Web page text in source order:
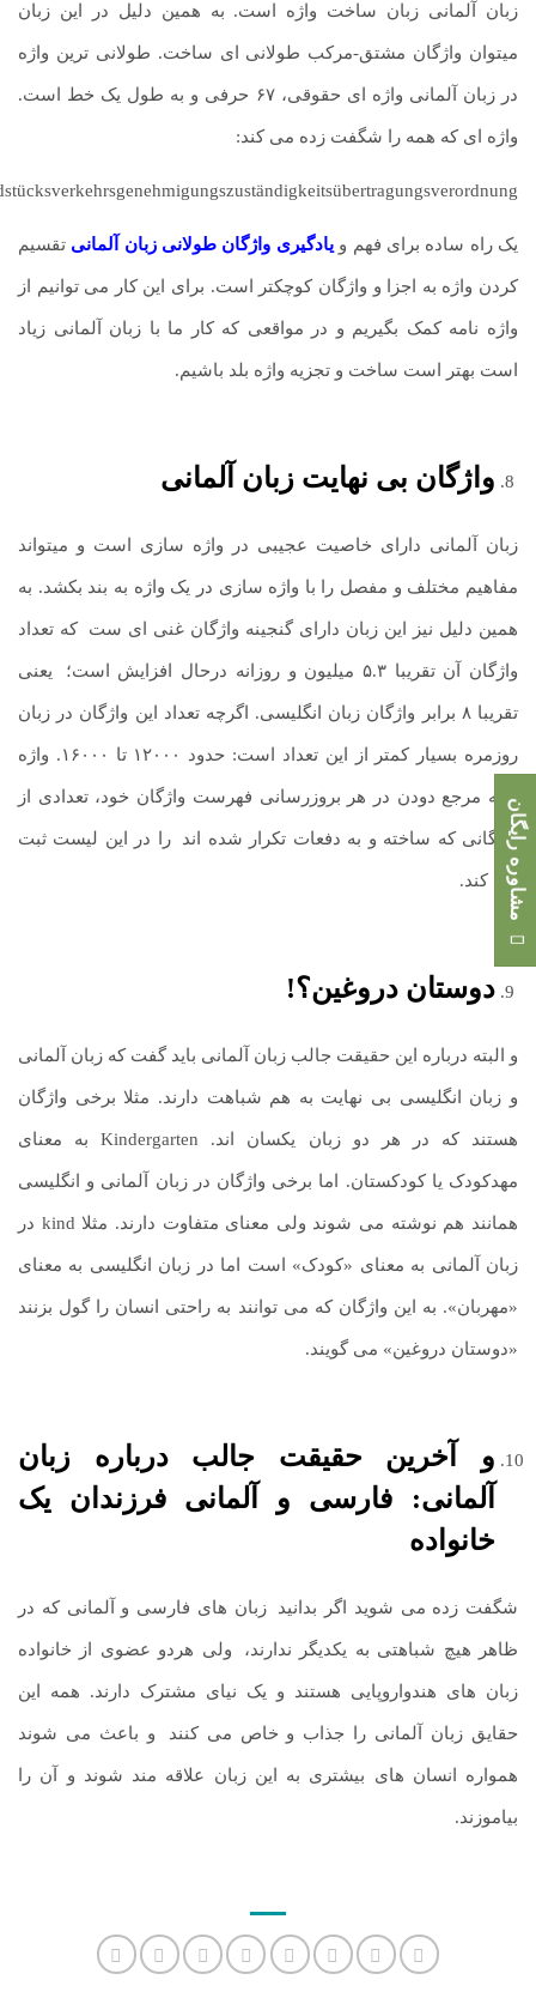
زبان آلمانی زبان ساخت واژه است. به همین دلیل در این زبان
میتوان واژگان مشتق-مرکب طولانی ای ساخت. طولانی ترین واژه
در زبان آلمانی واژه ای حقوقی، ۶۷ حرفی و به طول یک خط است.
واژه ای که همه را شگفت زده می کند:
یک راه ساده برای فهم ویادگیری واژگان طولانی زبان آلمانی تقسیم
کردن واژه به اجزا و واژگان کوچکتر است. برای این کار می توانیم از
واژه نامه کمک بگیریم و در مواقعی که کار ما با زبان آلمانی زیاد
است بهتر است ساخت و تجزیه واژه بلد باشیم.
واژگان بی نهایت زبان آلمانی
زبان آلمانی دارای خاصیت عجیبی در واژه سازی است و میتواند
مفاهیم مختلف و مفصل را با واژه سازی در یک واژه به بند بکشد. به
همین دلیل نیز این زبان دارای گنجینه واژگان غنی ای ست که تعداد
واژگان آن تقریبا ۵.۳ میلیون و روزانه درحال افزایش است؛ یعنی
تقریبا ۸ برابر واژگان زبان انگلیسی. اگرچه تعداد این واژگان در زبان
روزمره بسیار کمتر از این تعداد است: حدود ۱۲۰۰۰ تا ۱۶۰۰۰. واژه
نامه مرجع دودن در هر بروزرسانی فهرست واژگان خود، تعدادی از
واژگانی که ساخته و به دفعات تکرار شده اند را در این لیست ثبت
می کند.
دوستان دروغین؟!
و البته درباره این حقیقت جالب زبان آلمانی باید گفت که زبان آلمانی
و زبان انگلیسی بی نهایت به هم شباهت دارند. مثلا برخی واژگان
هستند که در هر دو زبان یکسان اند. Kindergarten به معنای
مهدکودک یا کودکستان. اما برخی واژگان در زبان آلمانی و انگلیسی
همانند هم نوشته می شوند ولی معنای متفاوت دارند. مثلا kind در
زبان آلمانی به معنای «کودک» است اما در زبان انگلیسی به معنای
«مهربان». به این واژگان که می توانند به راحتی انسان را گول بزنند
«دوستان دروغین» می گویند.
و آخرین حقیقت جالب درباره زبان
آلمانی: فارسی و آلمانی فرزندان یک
خانواده
شگفت زده می شوید اگر بدانید زبان های فارسی و آلمانی که در
ظاهر هیچ شباهتی به یکدیگر ندارند، ولی هردو عضوی از خانواده
زبان های هندواروپایی هستند و یک نیای مشترک دارند. همه این
حقایق زبان آلمانی را جذاب و خاص می کنند و باعث می شوند
همواره انسان های بیشتری به این زبان علاقه مند شوند و آن را
بیاموزند.
مشاوره رایگان